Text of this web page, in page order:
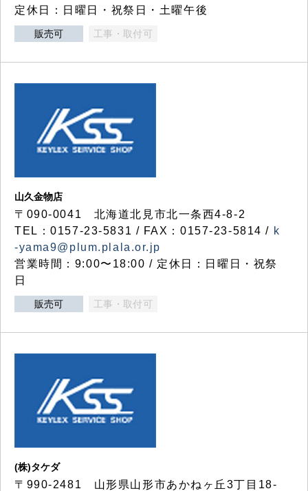
定休日：日曜日・祝祭日・土曜午後
販売可 工事・取付可
山久金物店
〒090-0041 北海道北見市北一条西4-8-2
TEL：0157-23-5831 / FAX：0157-23-5814 / k
-yama9@plum.plala.or.jp
営業時間：9:00〜18:00 / 定休日：日曜日・祝祭
日
販売可 工事・取付可
(株)タケダ
〒990-2481 山形県山形市あかねヶ丘3丁目18-